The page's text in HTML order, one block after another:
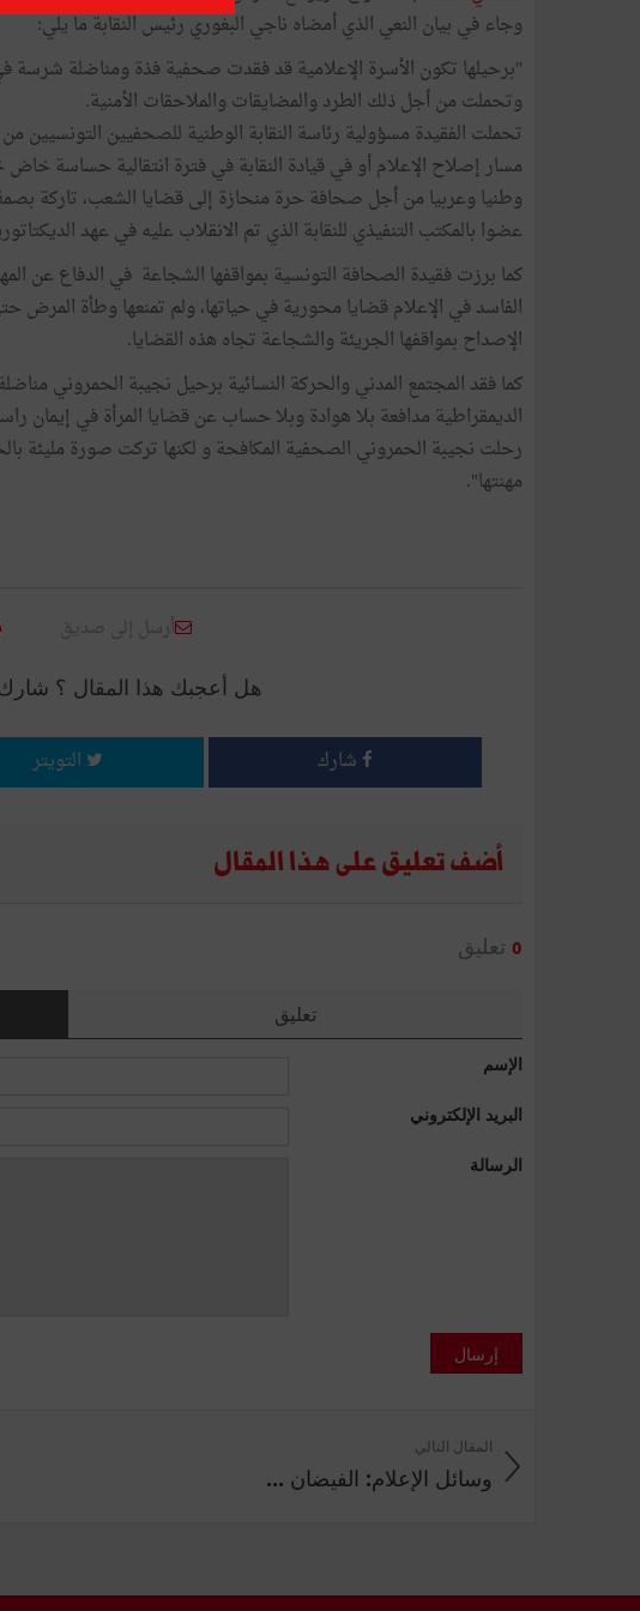
وجاء في بيان النعي الذي أمضاه ناجي البغوري رئيس النقابة ما يلي:
"برحيلها تكون الأسرة الإعلامية قد فقدت صحفية فذة ومناضلة شرسة
وتحملت من أجل ذلك الطرد والمضايقات والملاحقات الأمنية.
مسار إصلاح الإعلام أو في قيادة النقابة في فترة انتقالية حساسة
وطنيا وعربيا من أجل صحافة حرة منحازة إلى قضايا الشعب، تاركة
عضوا بالمكتب التنفيذي للنقابة الذي تم الانقلاب عليه في عهد
كما برزت فقيدة الصحافة التونسية بمواقفها الشجاعة في الدفاع عن
الفاسد في الإعلام قضايا محورية في حياتها، ولم تمنعها وطأة المرض
الإصداح بمواقفها الجريئة والشجاعة تجاه هذه القضايا.
كما فقد المجتمع المدني والحركة النسائية برحيل نجيبة الحمروني
الديمقراطية مدافعة بلا هوادة وبلا حساب عن قضايا المرأة في إيمان
رحلت نجيبة الحمروني الصحفية المكافحة و لكنها تركت صورة مليئة
مهنتها".
أرسل إلى صديق
هل أعجبك هذا المقال ؟
شارك التويتر
أضف تعليق على هذا المقال
0 تعليق
تعليق
الإسم
البريد الإلكتروني
الرسالة
إرسال
المقال التالي
وسائل الإعلام: الفيضان ...